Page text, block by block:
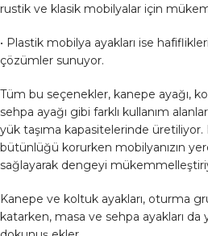
rustik ve klasik mobilyalar için
• Plastik mobilya ayakları ise
çözümler sunuyor.
Tüm bu seçenekler, kanepe ayağı,
sehpa ayağı gibi farklı kullanım
yük taşıma kapasitelerinde
bütünlüğü korurken mobilyanızın
sağlayarak dengeyi
Kanepe ve koltuk ayakları, oturma
katarken, masa ve sehpa ayakları da